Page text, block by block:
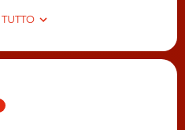
dragées a one-shot
riguarda lacreazione
diversa taglia, adattabili